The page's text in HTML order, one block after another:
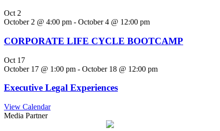
Oct 2
October 2 @ 4:00 pm - October 4 @ 12:00 pm
CORPORATE LIFE CYCLE BOOTCAMP
Oct 17
October 17 @ 1:00 pm - October 18 @ 12:00 pm
Executive Legal Experiences
View Calendar
Media Partner